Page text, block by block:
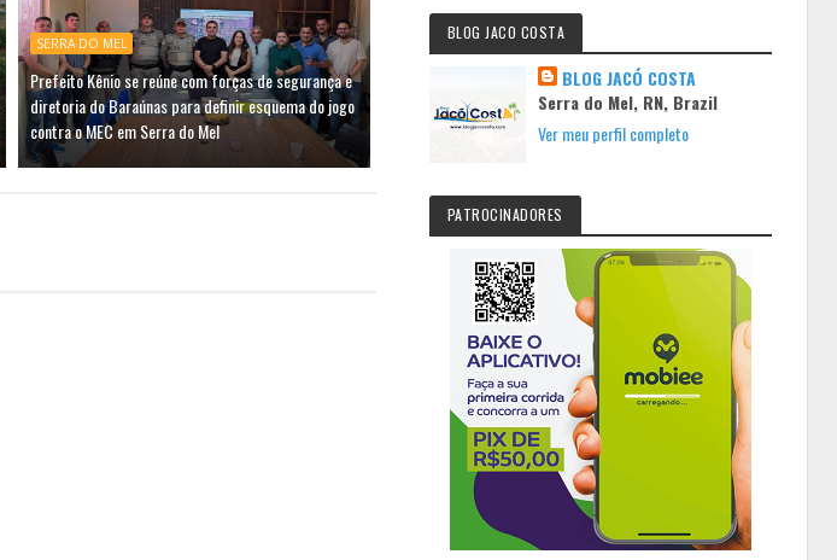
SERRA DO MEL
Prefeito Kênio se reúne com forças de segurança e
diretoria do Baraúnas para definir esquema do jogo
contra o MEC em Serra do Mel
BLOG JACO COSTA
BLOG JACÓ COSTA
Serra do Mel, RN, Brazil
Ver meu perfil completo
PATROCINADORES